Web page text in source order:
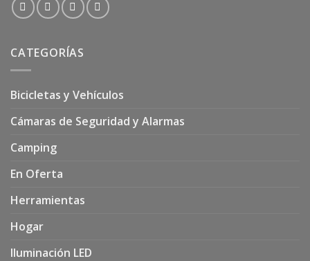
CATEGORÍAS
Bicicletas y Vehículos
Cámaras de Seguridad y Alarmas
Camping
En Oferta
Herramientas
Hogar
Iluminación LED